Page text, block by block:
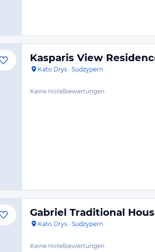
Kasparis View
Kato Drys · Südzypern
Keine Hotelbewertungen
Gabriel Traditional
Kato Drys · Südzypern
Keine Hotelbewertungen